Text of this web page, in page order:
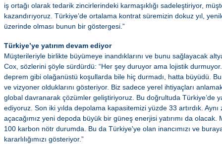
iş ortağı olarak tedarik zincirlerindeki karmaşıklığı sadeleştiriyor,
kazandırıyoruz. Türkiye’de ortalama kontrat süremizin dokuz yıl,
üzerinde olması bunun bir göstergesi.”
Türkiye’ye yatırım devam ediyor
Müşterileriyle birlikte büyümeye inandıklarını ve bunu sağlayacak
Cox, sözlerini şöyle sürdürdü: “Her şey duruyor ama lojistik
deprem gibi olağanüstü koşullarda bile hiç durmadı, hatta büyüdü. Bu
ve vizyoner olduklarını gösteriyor. Biz sadece yerel ihtiyaçları
global davranarak çözümler geliştiriyoruz. Bu doğrultuda Türkiye’de
ediyoruz. Son iki yılda depolama kapasitemizi yüzde 33 artırdık.
açacağımız yeni depoda büyük bir güneş enerjisi yatırımı da olacak.
100 karbon nötr durumda. Bu da Türkiye'ye olan inancımızı ve
kararlılığımızı gösteriyor.”